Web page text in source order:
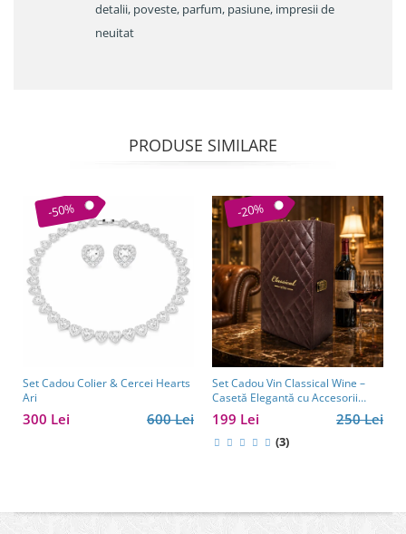
detalii, poveste, parfum, pasiune, impresii de
neuitat
PRODUSE SIMILARE
-50%
Set Cadou Colier & Cercei Hearts
Ari
600 Lei
300 Lei
-20%
Set Cadou Vin Classical Wine –
Casetă Elegantă cu Accesorii
pentru Vin
250 Lei
199 Lei
(3)